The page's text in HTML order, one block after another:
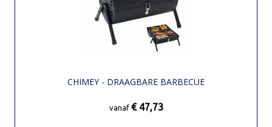
CHIMEY - DRAAGBARE BARBECUE
vanaf € 47,73